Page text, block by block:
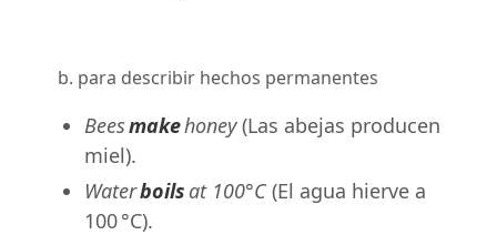
b. para describir hechos permanentes
Beesmakehoney(Las abejas producen
miel).
Waterboils at 100°C (El agua hierve a
100 °C).